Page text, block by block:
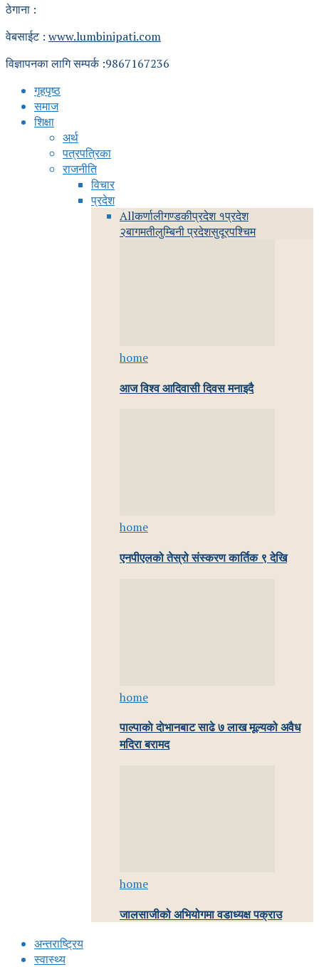
ठेगाना :
वेबसाईट : www.lumbinipati.com
विज्ञापनका लागि सम्पर्क :9867167236
गृहपृष्ठ
समाज
शिक्षा
अर्थ
पत्रपत्रिका
राजनीति
विचार
प्रदेश
Allकर्णालीगण्डकीप्रदेश १प्रदेश
२बागमतीलुम्बिनी प्रदेशसुदूरपश्चिम
home
आज विश्व आदिवासी दिवस मनाइदै
home
एनपीएलको तेस्रो संस्करण कार्तिक ९ देखि
home
पाल्पाकाे दाेभानबाट साढे ७ लाख मूल्यको अवैध
मदिरा बरामद
home
जालसाजीको अभियोगमा वडाध्यक्ष पक्राउ
अन्तराष्ट्रिय
स्वास्थ्य